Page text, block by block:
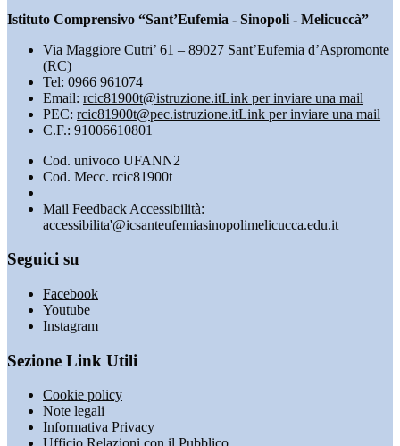
Istituto Comprensivo “Sant’Eufemia - Sinopoli - Melicuccà”
Via Maggiore Cutri’ 61 – 89027 Sant’Eufemia d’Aspromonte
(RC)
Tel: 0966 961074
Email: rcic81900t@istruzione.itLink per inviare una mail
PEC: rcic81900t@pec.istruzione.itLink per inviare una mail
C.F.: 91006610801
Cod. univoco UFANN2
Cod. Mecc. rcic81900t
Mail Feedback Accessibilità:
accessibilita'@icsanteufemiasinopolimelicucca.edu.it
Seguici su
Facebook
Youtube
Instagram
Sezione Link Utili
Cookie policy
Note legali
Informativa Privacy